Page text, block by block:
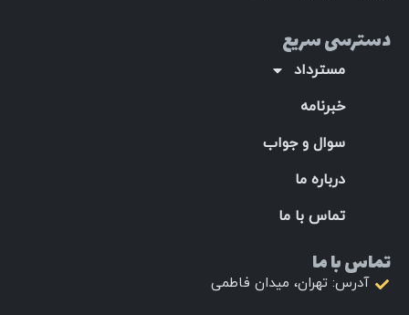
دسترسی سریع
مسترداد
خبرنامه
سوال و جواب
درباره ما
تماس با ما
تماس با ما
آدرس: تهران، میدان فاطمی